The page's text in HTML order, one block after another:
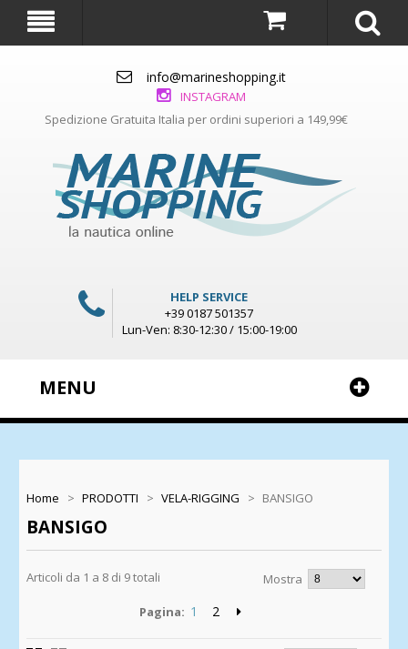
info@marineshopping.it
INSTAGRAM
Spedizione Gratuita Italia per ordini superiori a 149,99€
HELP SERVICE
+39 0187 501357
Lun-Ven: 8:30-12:30 / 15:00-19:00
MENU
Home > PRODOTTI > VELA-RIGGING > BANSIGO
BANSIGO
Articoli da 1 a 8 di 9 totali
Mostra
Pagina: 1 2